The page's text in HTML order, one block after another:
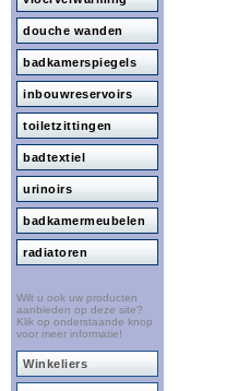
douche wanden
badkamerspiegels
inbouwreservoirs
toiletzittingen
badtextiel
urinoirs
badkamermeubelen
radiatoren
Wilt u ook uw producten
aanbieden op deze site?
Klik op onderstaande knop
voor meer informatie!
Winkeliers